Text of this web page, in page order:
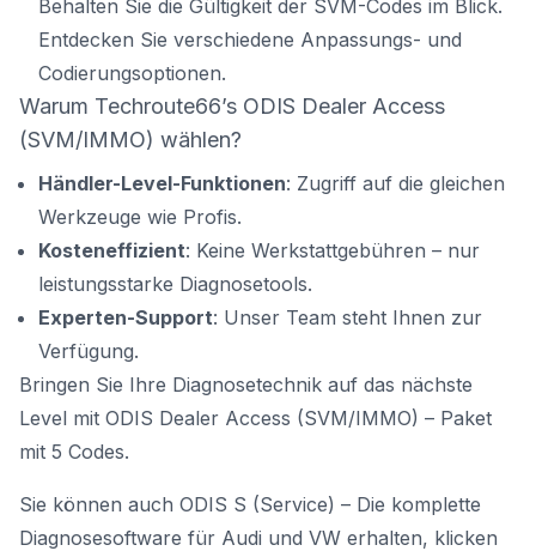
Behalten Sie die Gültigkeit der SVM-Codes im Blick.
Entdecken Sie verschiedene Anpassungs- und
Codierungsoptionen.
Warum Techroute66’s ODIS Dealer Access
(SVM/IMMO) wählen?
Händler-Level-Funktionen: Zugriff auf die gleichen
Werkzeuge wie Profis.
Kosteneffizient: Keine Werkstattgebühren – nur
leistungsstarke Diagnosetools.
Experten-Support: Unser Team steht Ihnen zur
Verfügung.
Bringen Sie Ihre Diagnosetechnik auf das nächste
Level mit ODIS Dealer Access (SVM/IMMO) – Paket
mit 5 Codes.
Sie können auch ODIS S (Service) – Die komplette
Diagnosesoftware für Audi und VW erhalten, klicken